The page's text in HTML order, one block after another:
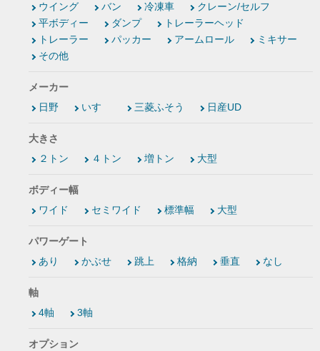
ウイング
バン 冷凍車
クレーン/セルフ
平ボディー
ダンプ
トレーラーヘッド
トレーラー
パッカー アームロール
ミキサー
その他
メーカー
日野
いすゞ 三菱ふそう 日産UD
大きさ
２トン
４トン 増トン 大型
ボディー幅
ワイド
セミワイド 標準幅 大型
パワーゲート
あり
かぶせ 跳上 格納 垂直 なし
軸
4軸
3軸
オプション